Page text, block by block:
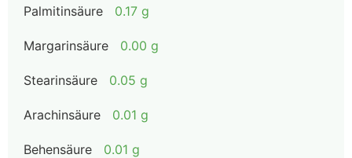
Palmitinsäure 0.17 g
Margarinsäure 0.00 g
Stearinsäure 0.05 g
Arachinsäure 0.01 g
Behensäure 0.01 g